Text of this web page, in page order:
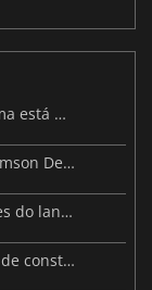
GTA VI: Para além dos atrasos, a obra-prima está quase a chegar
Pearl Abyss revela imagens de jogo de Crimson Desert para a PS5
A controvérsia atinge Crimson Desert antes do lançamento
Subnautica 2 apresenta um novo sistema de construção de bases